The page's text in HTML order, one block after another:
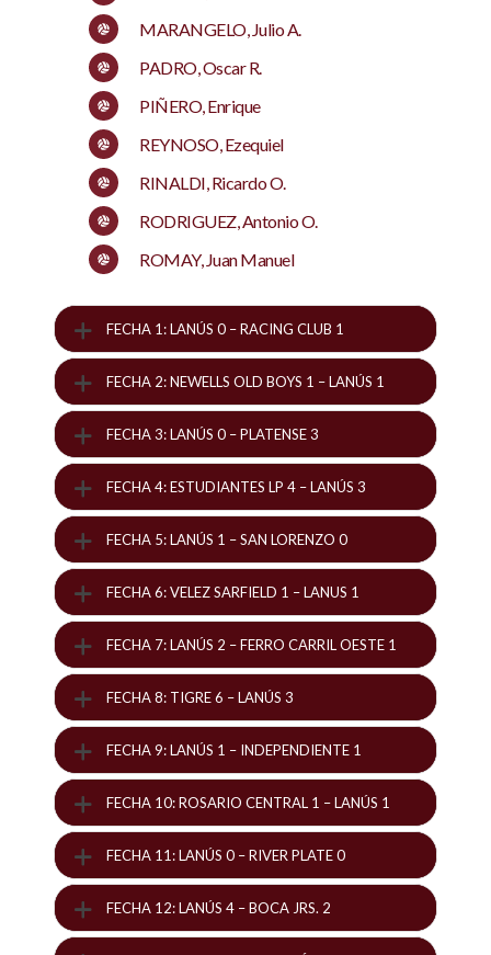
MARANGELO, Julio A.
PADRO, Oscar R.
PIÑERO, Enrique
REYNOSO, Ezequiel
RINALDI, Ricardo O.
RODRIGUEZ, Antonio O.
ROMAY, Juan Manuel
FECHA 1: LANÚS 0 – RACING CLUB 1
FECHA 2: NEWELLS OLD BOYS 1 – LANÚS 1
FECHA 3: LANÚS 0 – PLATENSE 3
FECHA 4: ESTUDIANTES LP 4 – LANÚS 3
FECHA 5: LANÚS 1 – SAN LORENZO 0
FECHA 6: VELEZ SARFIELD 1 – LANUS 1
FECHA 7: LANÚS 2 – FERRO CARRIL OESTE 1
FECHA 8: TIGRE 6 – LANÚS 3
FECHA 9: LANÚS 1 – INDEPENDIENTE 1
FECHA 10: ROSARIO CENTRAL 1 – LANÚS 1
FECHA 11: LANÚS 0 – RIVER PLATE 0
FECHA 12: LANÚS 4 – BOCA JRS. 2